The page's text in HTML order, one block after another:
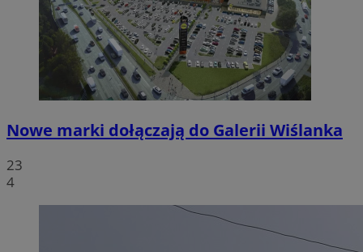
Nowe marki dołączają do Galerii Wiślanka
23
4